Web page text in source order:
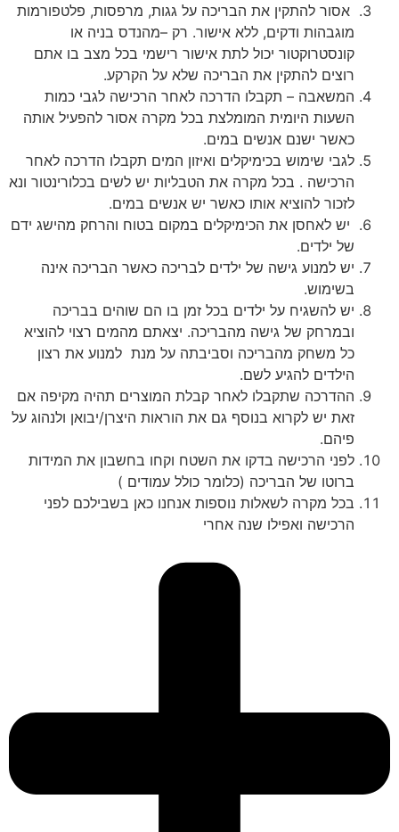
אסור להתקין את הבריכה על גגות, מרפסות, פלטפורמות
מוגבהות ודקים, ללא אישור. רק –מהנדס בניה או
קונסטרוקטור יכול לתת אישור רישמי בכל מצב בו אתם
רוצים להתקין את הבריכה שלא על הקרקע.
המשאבה – תקבלו הדרכה לאחר הרכישה לגבי כמות
השעות היומית המומלצת בכל מקרה אסור להפעיל אותה
כאשר ישנם אנשים במים.
לגבי שימוש בכימיקלים ואיזון המים תקבלו הדרכה לאחר
הרכישה . בכל מקרה את הטבליות יש לשים בכלורינטור ונא
לזכור להוציא אותו כאשר יש אנשים במים.
יש לאחסן את הכימיקלים במקום בטוח והרחק מהישג ידם
של ילדים.
יש למנוע גישה של ילדים לבריכה כאשר הבריכה אינה
בשימוש.
יש להשגיח על ילדים בכל זמן בו הם שוהים בבריכה
ובמרחק של גישה מהבריכה. יצאתם מהמים רצוי להוציא
כל משחק מהבריכה וסביבתה על מנת למנוע את רצון
הילדים להגיע לשם.
ההדרכה שתקבלו לאחר קבלת המוצרים תהיה מקיפה אם
זאת יש לקרוא בנוסף גם את הוראות היצרן/יבואן ולנהוג על
פיהם.
לפני הרכישה בדקו את השטח וקחו בחשבון את המידות
ברוטו של הבריכה (כלומר כולל עמודים )
בכל מקרה לשאלות נוספות אנחנו כאן בשבילכם לפני
הרכישה ואפילו שנה אחרי